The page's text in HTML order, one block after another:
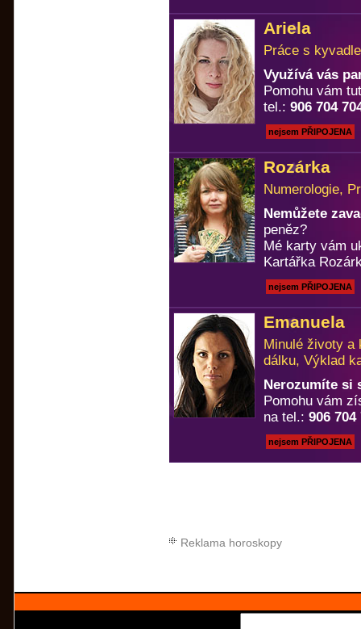
Ariela
Práce s
Využívá vás
Pomohu vám
tel.: 906 704
nejsem PŘIPOJENA
Rozárka
Numerologie,
Nemůžete
peněz?
Mé karty vám
Kartářka
nejsem PŘIPOJENA
Emanuela
Minulé životy a
dálku, Výklad
Nerozumíte si
Pomohu vám
na tel.: 906 704
nejsem PŘIPOJENA
Reklama horoskopy